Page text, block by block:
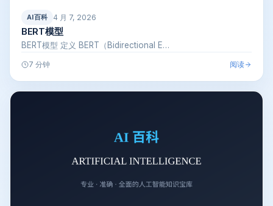
AI百科 4 月 7, 2026
BERT模型
BERT模型 定义 BERT（Bidirectional E…
7 分钟 阅读